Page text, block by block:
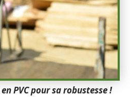
PVC pour sa robustesse !